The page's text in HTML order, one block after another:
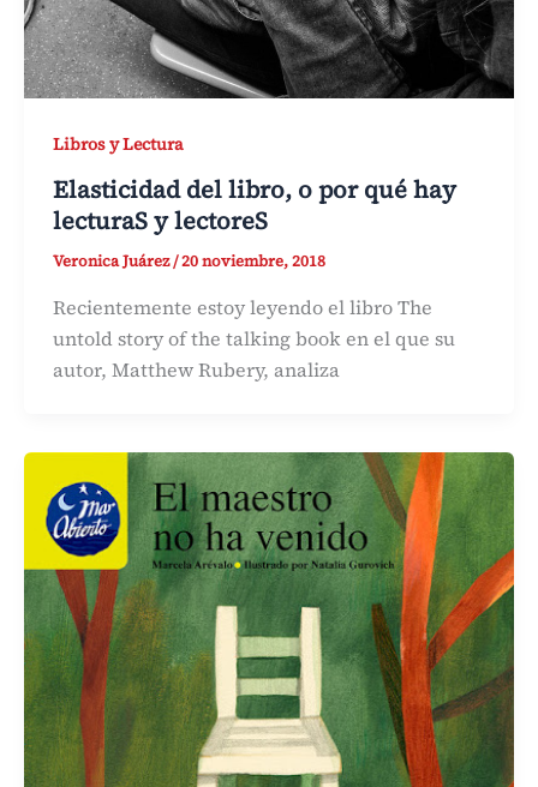
Libros y Lectura
Elasticidad del libro, o por qué hay
lecturaS y lectoreS
Veronica Juárez/20 noviembre, 2018
Recientemente estoy leyendo el libro The
untold story of the talking book en el que su
autor, Matthew Rubery, analiza